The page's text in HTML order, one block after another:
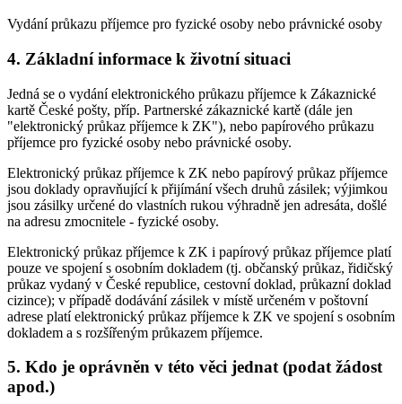
Vydání průkazu příjemce pro fyzické osoby nebo právnické osoby
4. Základní informace k životní situaci
Jedná se o vydání elektronického průkazu příjemce k Zákaznické
kartě České pošty, příp. Partnerské zákaznické kartě (dále jen
"elektronický průkaz příjemce k ZK"), nebo papírového průkazu
příjemce pro fyzické osoby nebo právnické osoby.
Elektronický průkaz příjemce k ZK nebo papírový průkaz příjemce
jsou doklady opravňující k přijímání všech druhů zásilek; výjimkou
jsou zásilky určené do vlastních rukou výhradně jen adresáta, došlé
na adresu zmocnitele - fyzické osoby.
Elektronický průkaz příjemce k ZK i papírový průkaz příjemce platí
pouze ve spojení s osobním dokladem (tj. občanský průkaz, řidičský
průkaz vydaný v České republice, cestovní doklad, průkazní doklad
cizince); v případě dodávání zásilek v místě určeném v poštovní
adrese platí elektronický průkaz příjemce k ZK ve spojení s osobním
dokladem a s rozšířeným průkazem příjemce.
5. Kdo je oprávněn v této věci jednat (podat žádost
apod.)